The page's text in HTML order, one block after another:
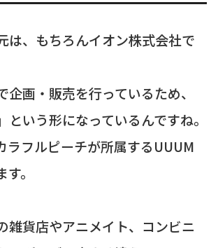
は、もちろんイオン株式会社で
企画・販売を行っているため、
という形になっているんですね。
ラフルピーチが所属するUUUM
。
雑貨店やアニメイト、コンビニ